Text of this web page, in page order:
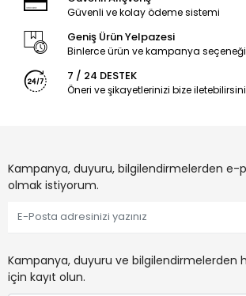
Güvenli ve kolay ödeme sistemi
Geniş Ürün Yelpazesi
Binlerce ürün ve kampanya seçeneği
7 / 24 DESTEK
Öneri ve şikayetlerinizi bize
Kampanya, duyuru, bilgilendirmelerden e-
olmak istiyorum.
Kampanya, duyuru ve bilgilendirmelerden
için kayıt olun.